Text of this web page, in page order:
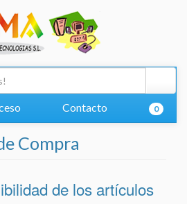
Contacto 0
Compra
de los artículos